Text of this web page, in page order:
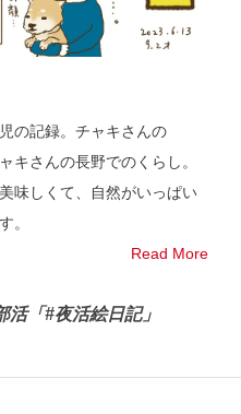
の記録。チャキさんの
キさんの長野でのくらし。
味しくて、自然がいっぱい
。
Read More
「#夜活絵日記」